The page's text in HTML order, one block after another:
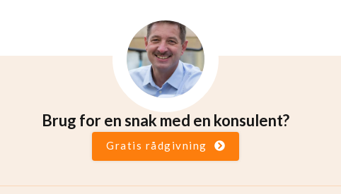
Brug for en snak med en konsulent?
Gratis rådgivning